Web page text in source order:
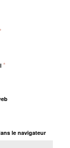
*
le navigateur